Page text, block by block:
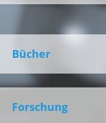
Bücher
Forschung